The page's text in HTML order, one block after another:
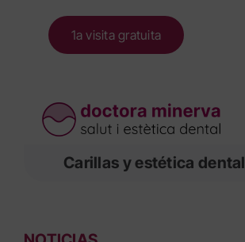
1a visita gratuita
Carillas y estética dental